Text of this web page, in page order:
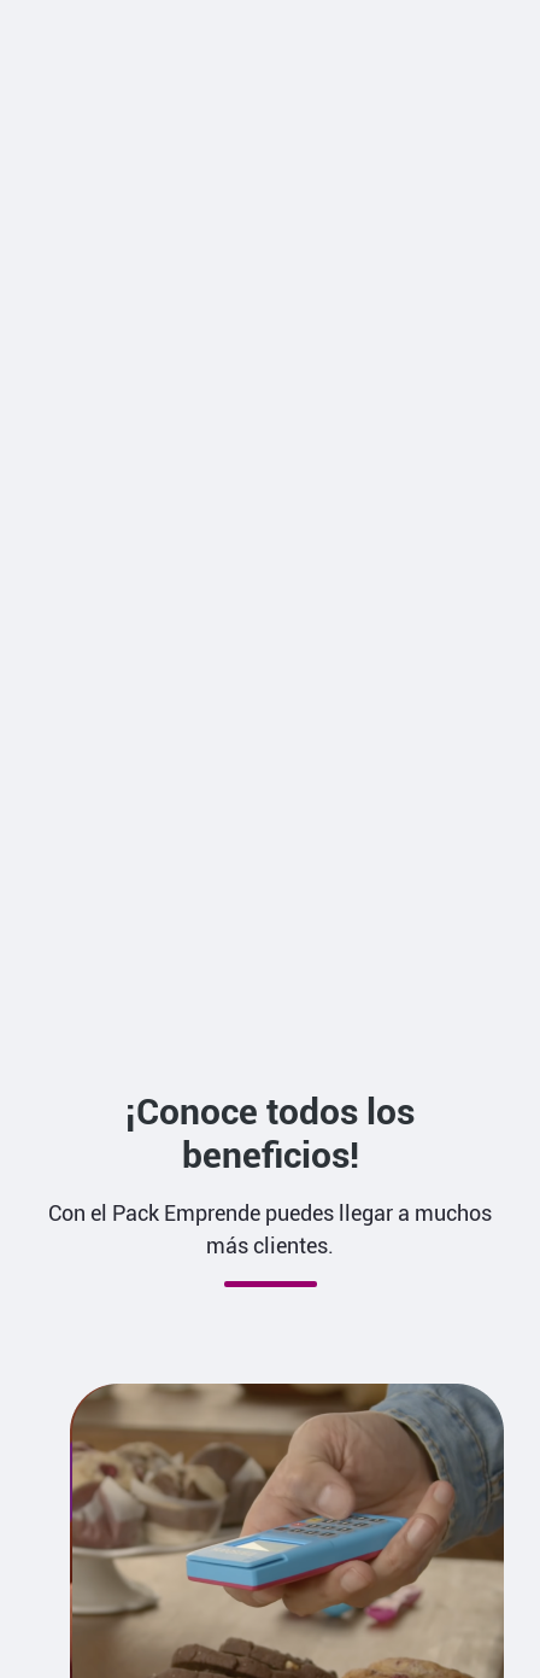
¡Conoce todos los
beneficios!
Con el Pack Emprende puedes llegar a muchos
más clientes.